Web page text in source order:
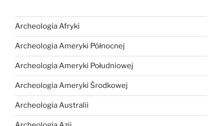
Archeologia Afryki
Archeologia Ameryki Północnej
Archeologia Ameryki Południowej
Archeologia Ameryki Środkowej
Archeologia Australii